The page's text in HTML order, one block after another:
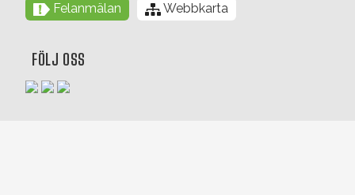
Felanmälan Webbkarta
FÖLJ OSS